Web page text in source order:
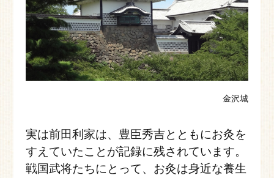
金沢城
実は前田利家は、豊臣秀吉とともにお灸を
すえていたことが記録に残されています。
戦国武将たちにとって、お灸は身近な養生